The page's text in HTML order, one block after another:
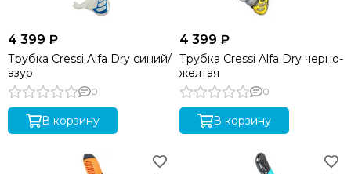
4 399 ₽
Трубка Cressi Alfa Dry синий/
азур
0
В корзину
4 399 ₽
Трубка Cressi Alfa Dry черно-
желтая
0
В корзину